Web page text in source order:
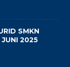
SMKN
JUNI 2025